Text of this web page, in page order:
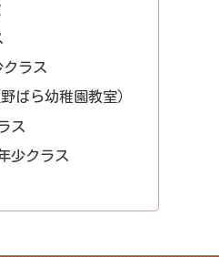
ラス
ばら幼稚園教室）
ス
少クラス